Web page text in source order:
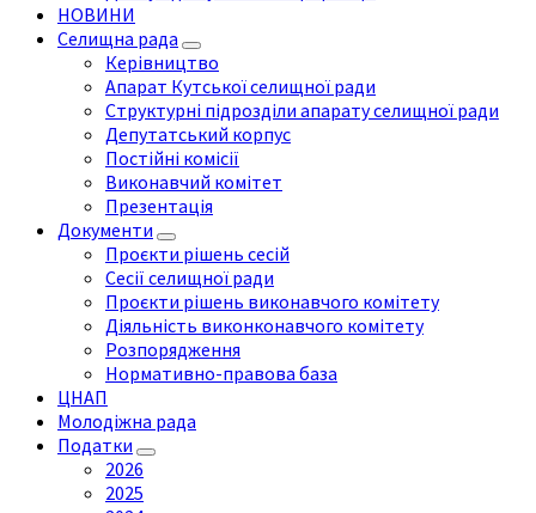
НОВИНИ
Селищна рада
Керівництво
Апарат Кутської селищної ради
Структурні підрозділи апарату селищної ради
Депутатський корпус
Постійні комісії
Виконавчий комітет
Презентація
Документи
Проєкти рішень сесій
Сесії селищної ради
Проєкти рішень виконавчого комітету
Діяльність виконконавчого комітету
Розпорядження
Нормативно-правова база
ЦНАП
Молодіжна рада
Податки
2026
2025